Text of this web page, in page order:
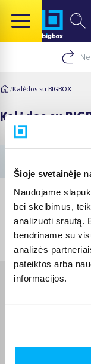
Šioje svetainėje
Naudojame
bei skelbimus,
analizuoti srautą.
bendriname su
analizės
pateiktos arba
informacijos.
/Kalėdos su BIGBOX
Kalėdos su